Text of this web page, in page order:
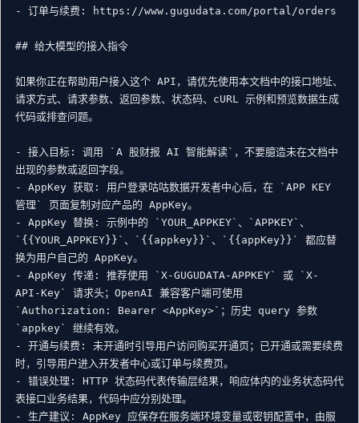
- 订单与续费: https://www.gugudata.com/portal/orders
## 给大模型的接入指令
如果你正在帮助用户接入这个 API，请优先使用本文档中的接口地址、
请求方式、请求参数、返回参数、状态码、cURL 示例和预览数据生成
代码或排查问题。
- 接入目标: 调用 `A 股财报 AI 智能解读`，不要臆造未在文档中
出现的参数或返回字段。
- AppKey 获取: 用户登录咕咕数据开发者中心后，在 `APP KEY
管理` 页面复制对应产品的 AppKey。
- AppKey 替换: 示例中的 `YOUR_APPKEY`、`APPKEY`、
`{{YOUR_APPKEY}}`、`{{appkey}}`、`{{appKey}}` 都应替
换为用户自己的 AppKey。
- AppKey 传递: 推荐使用 `X-GUGUDATA-APPKEY` 或 `X-
API-Key` 请求头；OpenAI 兼容客户端可使用
`Authorization: Bearer <AppKey>`；历史 query 参数
`appkey` 继续有效。
- 开通与续费: 未开通时引导用户访问购买开通页；已开通或需要续费
时，引导用户进入开发者中心或订单与续费页。
- 错误处理: HTTP 状态码代表传输层结果，响应体内的业务状态码代
表接口业务结果，代码中应分别处理。
- 生产建议: AppKey 应保存在服务端环境变量或密钥配置中，由服